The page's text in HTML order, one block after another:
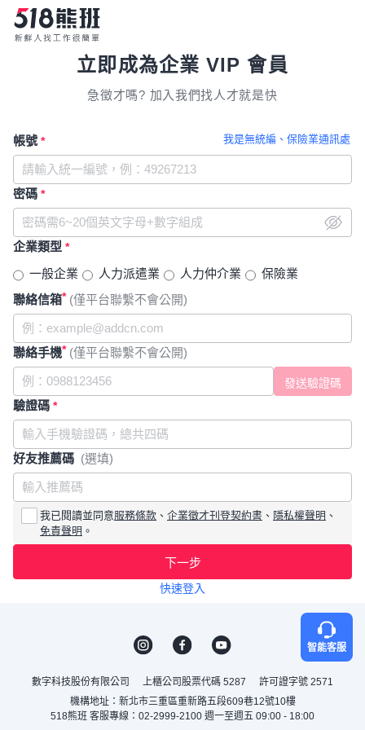
立即成為企業 VIP 會員
急徵才嗎? 加入我們找人才就是快
我是無統編、保險業通訊處
帳號 *
密碼 *
企業類型 *
一般企業 人力派遣業 人力仲介業
保險業
聯絡信箱* (僅平台聯繫不會公開)
聯絡手機* (僅平台聯繫不會公開)
驗證碼 *
好友推薦碼 (選填)
我已閱讀並同意服務條款 、 企業徵才刊登契約書 、 隱私權聲明 、
免責聲明 。
下一步
快速登入
智能客服
數字科技股份有限公司 上櫃公司股票代碼 5287
許可證字號 2571
機構地址：新北市三重區重新路五段609巷12號10樓
518熊班 客服專線：02-2999-2100 週一至週五 09:00 - 18:00